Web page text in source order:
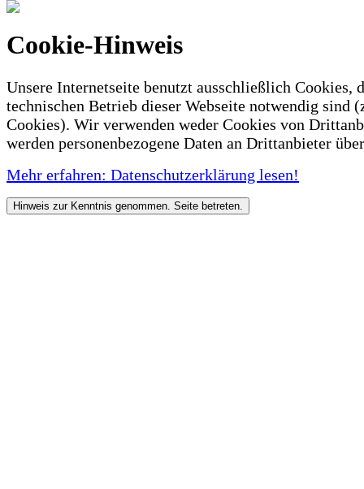
Cookie-Hinweis
Unsere Internetseite benutzt ausschließlich Cookies,
technischen Betrieb dieser Webseite notwendig sind
Cookies). Wir verwenden weder Cookies von
werden personenbezogene Daten an Drittanbieter
Mehr erfahren: Datenschutzerklärung lesen!
Hinweis zur Kenntnis genommen. Seite betreten.